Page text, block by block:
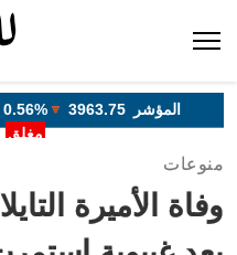
منوعات
وفاة الأميرة